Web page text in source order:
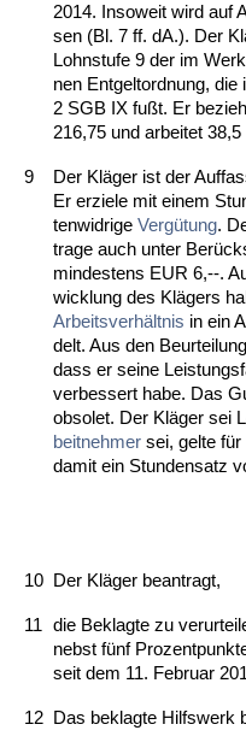
2014. In­so­weit wird auf
sen (Bl. 7 ff. dA.). Der
Lohn­stu­fe 9 der im
nen Ent­gel­t­ord­nung,
2 SGB IX fußt. Er
216,75 und ar­bei­tet
9 Der Kläger ist der
Er er­zie­le mit ei­nem
ten­wid­ri­ge Vergütung.
tra­ge auch un­ter
min­des­tens EUR 6,--.
wick­lung des Klägers
Ar­beits­verhält­nis in ein
delt. Aus den
dass er sei­ne
ver­bes­sert ha­be. Das
ob­so­let. Der Kläger sei
beit­neh­mer sei, gel­te
da­mit ein St­un­den­satz
10 Der Kläger be­an­tragt,
11 die Be­klag­te zu
nebst fünf
seit dem 11. Fe­bru­ar
12 Das be­klag­te Hilfs­werk